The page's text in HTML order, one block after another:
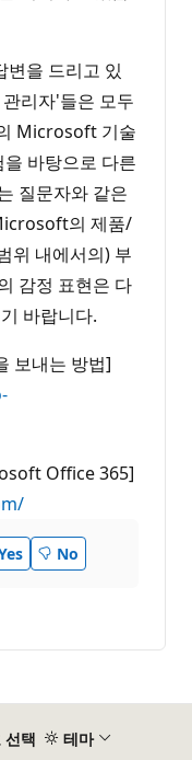
을 드리고 있
리자'들은 모두
Microsoft 기술
바탕으로 다른
질문자와 같은
의 제품/
위 내에서의) 부
감정 표현은 다
바랍니다.
보내는 방법]
Office 365]
No
선택 테마